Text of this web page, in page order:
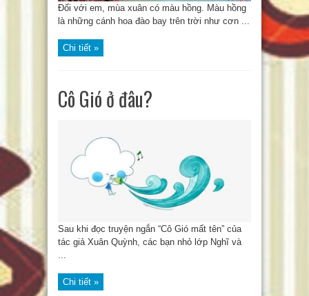
Đối với em, mùa xuân có màu hồng. Màu hồng
là những cánh hoa đào bay trên trời như cơn ...
Chi tiết »
Cô Gió ở đâu?
Sau khi đọc truyện ngắn “Cô Gió mất tên” của
tác giả Xuân Quỳnh, các bạn nhỏ lớp Nghĩ và
...
Chi tiết »